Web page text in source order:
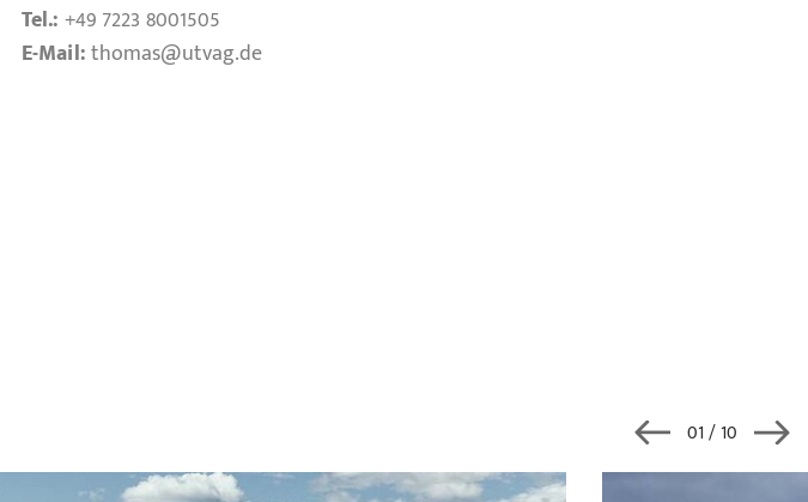
Tel.: +49 7223 8001505
E-Mail:thomas@utvag.de
02/ 10